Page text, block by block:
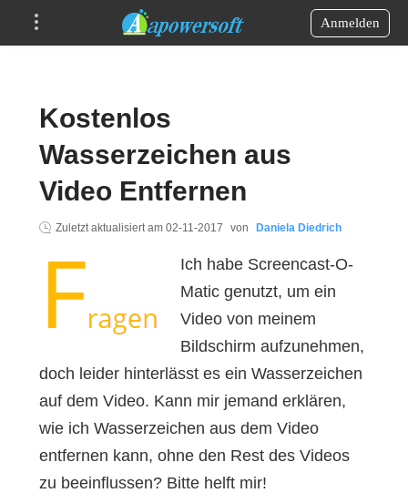
Anmelden
Kostenlos
Wasserzeichen aus
Video Entfernen
Zuletzt aktualisiert am 02-11-2017 von Daniela Diedrich
Ich habe Screencast-O-
Matic genutzt, um ein
Video von meinem
Bildschirm aufzunehmen,
doch leider hinterlässt es ein Wasserzeichen
auf dem Video. Kann mir jemand erklären,
wie ich Wasserzeichen aus dem Video
entfernen kann, ohne den Rest des Videos
zu beeinflussen? Bitte helft mir!